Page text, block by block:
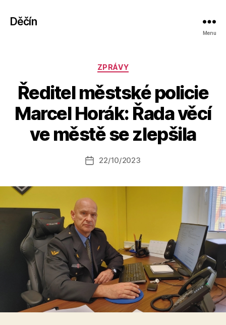
Děčín
Menu
Rubriky
ZPRÁVY
Ředitel městské policie
Marcel Horák: Řada věcí
ve městě se zlepšila
Autor
příspěvku
A
o
a
Datum
22/10/2023